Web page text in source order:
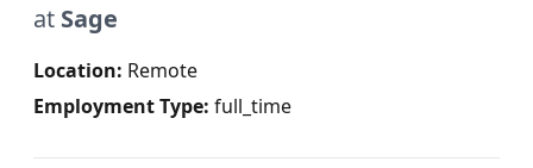
at Sage
Location: Remote
Employment Type: full_time